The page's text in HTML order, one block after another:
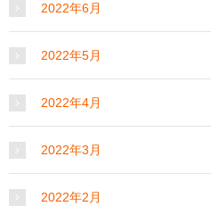
2022年6月
2022年5月
2022年4月
2022年3月
2022年2月